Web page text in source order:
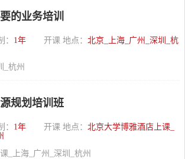
的业务培训
： 1年 开课 地点： 北京_上海_广州_深圳_杭
_杭州
规划培训班
： 1年 开课 地点： 北京大学博雅酒店上课_
_上海_广州_深圳_杭州